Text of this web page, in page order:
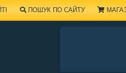
ПОШУК ПО САЙТУ